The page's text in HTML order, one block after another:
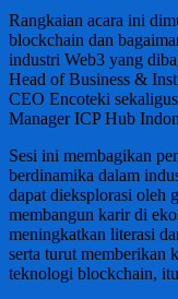
Rangkaian acara ini
blockchain dan
industri Web3 yang
Head of Business &
CEO Encoteki
Manager ICP Hub
Sesi ini membagikan
berdinamika dalam
dapat dieksplorasi oleh
membangun karir di
meningkatkan literasi
serta turut memberikan
teknologi blockchain,